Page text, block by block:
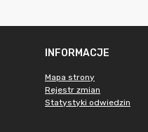
INFORMACJE
Mapa strony
Rejestr zmian
Statystyki odwiedzin